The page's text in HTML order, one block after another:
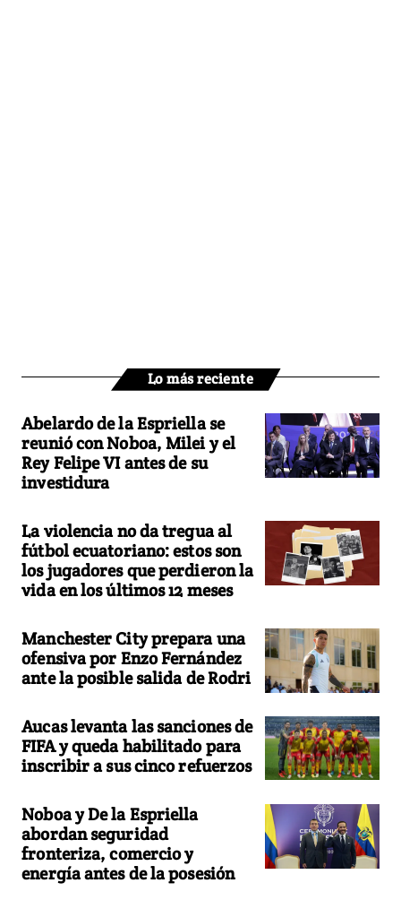
Lo más reciente
Abelardo de la Espriella se
reunió con Noboa, Milei y el
Rey Felipe VI antes de su
investidura
La violencia no da tregua al
fútbol ecuatoriano: estos son
los jugadores que perdieron la
vida en los últimos 12 meses
Manchester City prepara una
ofensiva por Enzo Fernández
ante la posible salida de Rodri
Aucas levanta las sanciones de
FIFA y queda habilitado para
inscribir a sus cinco refuerzos
Noboa y De la Espriella
abordan seguridad
fronteriza, comercio y
energía antes de la posesión